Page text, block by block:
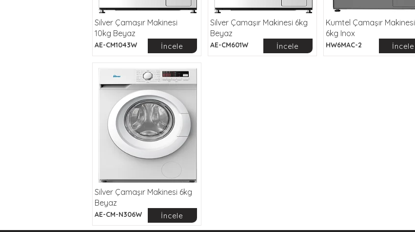
Silver Çamaşır Makinesi
10kg Beyaz
AE-CM1043W İncele
Silver Çamaşır Makinesi 6kg
Beyaz
AE-CM-N306W İncele
Silver Çamaşır Makinesi 6kg
Beyaz
AE-CM601W İncele
Kumtel Çamaşır Makinesi
6kg Inox
HW6MAC-2 İncele